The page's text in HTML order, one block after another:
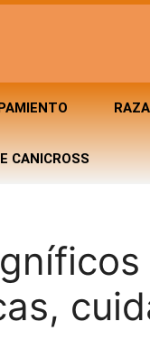
CANICROSS